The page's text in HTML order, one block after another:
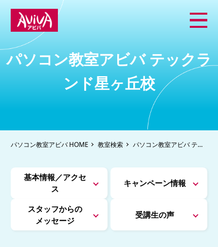
パソコン教室アビバ テックラ
ンド星ヶ丘校
パソコン教室アビバ HOME 教室検索 パソコン教室アビバ テッ
クランド星ヶ丘校
基本情報／アクセ
ス
キャンペーン情報
スタッフからの
メッセージ
受講生の声